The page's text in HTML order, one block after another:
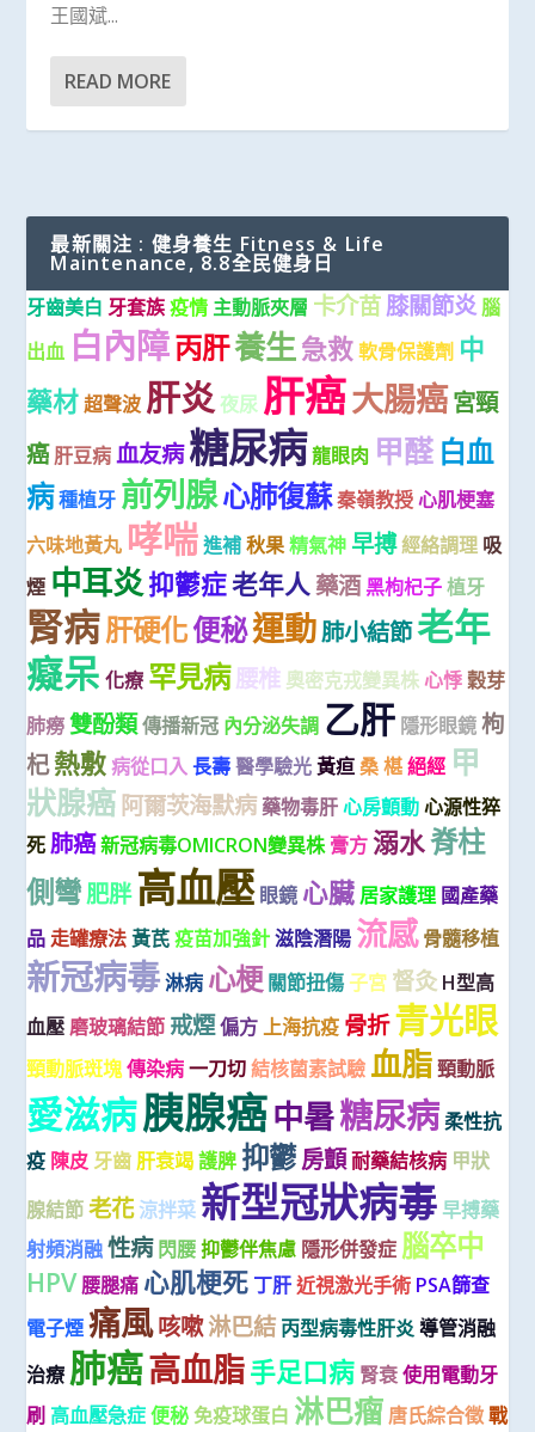
王國斌...
READ MORE
最新關注 : 健身養生 Fitness & Life
Maintenance, 8.8全民健身日
牙齒美白 牙套族 疫情 主動脈夾層 卡介苗膝關節炎 腦
出血 白內障丙肝養生急救 軟骨保護劑 中
藥材 超聲波 肝炎 夜尿 肝癌大腸癌宮頸
癌 肝豆病 血友病糖尿病龍眼肉 甲醛 白血
病種植牙 前列腺心肺復蘇秦嶺教授 心肌梗塞
六味地黃丸 哮喘 進補 秋果精氣神 早搏經絡調理 吸
煙 中耳炎抑鬱症老年人 藥酒黑枸杞子 植牙
腎病肝硬化便秘運動肺小結節老年
癡呆 化療 罕見病腰椎 奧密克戎變異株 心悸 穀芽
肺癆 雙酚類傳播新冠 內分泌失調 乙肝 隱形眼鏡 枸
杞熱敷 病從口入 長壽 醫學驗光 黃疸 桑 椹 絕經 甲
狀腺癌阿爾茨海默病 藥物毒肝 心房顫動 心源性猝
死 肺癌新冠病毒OMICRON變異株 膏方 溺水脊柱
側彎肥胖 高血壓 眼鏡 心臟 居家護理 國產藥
品 走罐療法 黃芪 疫苗加強針 滋陰潛陽 流感 骨髓移植
新冠病毒 淋病 心梗 關節扭傷 子宮 督灸 H型高
血壓 磨玻璃結節 戒煙偏方 上海抗疫 骨折青光眼
頸動脈斑塊傳染病 一刀切 結核菌素試驗 血脂 頸動脈
愛滋病胰腺癌中暑糖尿病 柔性抗
疫 陳皮 牙齒 肝衰竭 護脾 抑鬱房顫耐藥結核病 甲狀
腺結節 老花 涼拌菜 新型冠狀病毒 早搏藥
射頻消融 性病 閃腰 抑鬱伴焦慮 隱形併發症 腦卒中
HPV腰腿痛 心肌梗死 丁肝 近視激光手術 PSA篩查
電子煙 痛風咳嗽淋巴結 丙型病毒性肝炎 導管消融
治療 肺癌高血脂手足口病 腎衰 使用電動牙
刷 高血壓急症 便秘 免疫球蛋白 淋巴瘤 唐氏綜合徵 戰